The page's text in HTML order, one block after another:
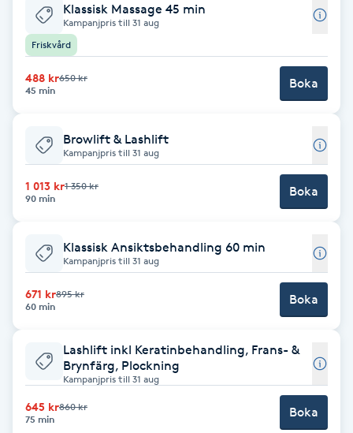
Blowout
Bottenfärg
Brynfärgning
Bröllopsuppsättning
Coachning
Color correction
Klassisk Massage 45 min
Kampanjpris till 31 aug
Friskvård
488 kr650 kr
45 min
Boka
Browlift & Lashlift
Kampanjpris till 31 aug
1 013 kr1 350 kr
90 min
Boka
Klassisk Ansiktsbehandling 60 min
Kampanjpris till 31 aug
671 kr895 kr
60 min
Boka
Lashlift inkl Keratinbehandling, Frans- &
Brynfärg, Plockning
Kampanjpris till 31 aug
645 kr860 kr
75 min
Boka